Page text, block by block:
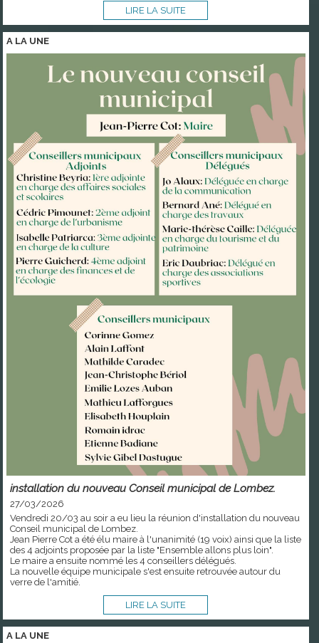
LIRE LA SUITE
A LA UNE
installation du nouveau Conseil municipal de Lombez.
27/03/2026
Vendredi 20/03 au soir a eu lieu la réunion d'installation du nouveau
Conseil municipal de Lombez.
Jean Pierre Cot a été élu maire à l'unanimité (19 voix) ainsi que la liste
des 4 adjoints proposée par la liste "Ensemble allons plus loin".
Le maire a ensuite nommé les 4 conseillers délégués.
La nouvelle équipe municipale s'est ensuite retrouvée autour du
verre de l'amitié.
LIRE LA SUITE
A LA UNE